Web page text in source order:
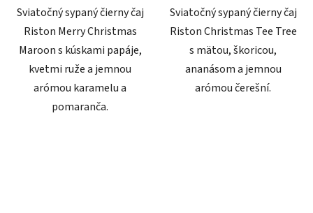
Sviatočný sypaný čierny čaj
Riston Merry Christmas
Maroon s kúskami papáje,
kvetmi ruže a jemnou
arómou karamelu a
pomaranča.
Sviatočný sypaný čierny čaj
Riston Christmas Tee Tree
s mätou, škoricou,
ananásom a jemnou
arómou čerešní.